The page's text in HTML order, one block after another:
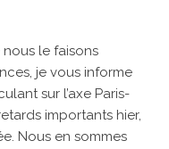
le faisons
je vous informe
sur l’axe Paris-
importants hier,
Nous en sommes